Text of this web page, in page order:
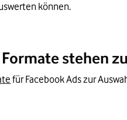
können.
stehen
für Facebook Ads zur